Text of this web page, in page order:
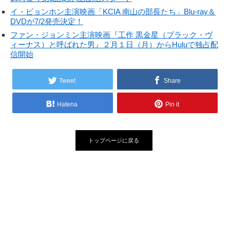
イ・ビョンホン主演映画「KCIA 南山の部長たち」Blu-ray＆
DVDが7/2発売決定！
ファン・ジョンミン主演映画『工作 黒金星（ブラック・ヴ
ィーナス）と呼ばれた男』２月１日（月）からHuluで独占配
信開始
Tweet Share
Hatena Pin it
トップページに戻る